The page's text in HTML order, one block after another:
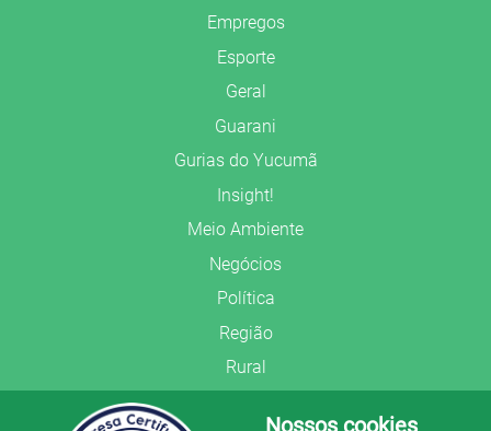
Empregos
Esporte
Geral
Guarani
Gurias do Yucumã
Insight!
Meio Ambiente
Negócios
Política
Região
Rural
Nossos cookies